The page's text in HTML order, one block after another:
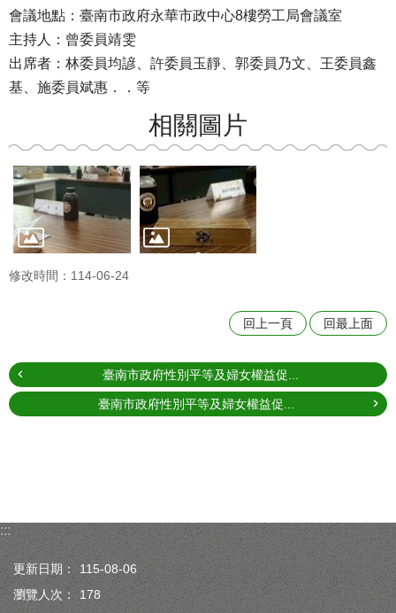
會議地點：臺南市政府永華市政中心8樓勞工局會議室
主持人：曾委員靖雯
出席者：林委員均諺、許委員玉靜、郭委員乃文、王委員鑫
基、施委員斌惠．．等
相關圖片
修改時間：114-06-24
回上一頁 回最上面
臺南市政府性別平等及婦女權益促...
臺南市政府性別平等及婦女權益促...
:::
更新日期：
115-08-06
瀏覽人次：
178